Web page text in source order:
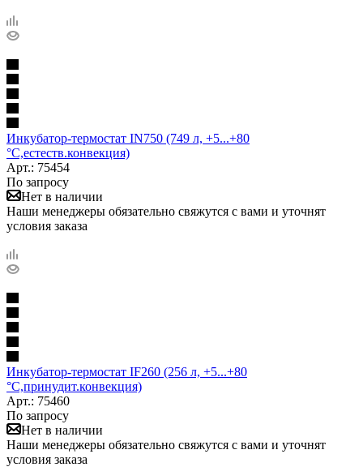
Инкубатор-термостат IN750 (749 л, +5...+80
°С,естеств.конвекция)
Арт.: 75454
По запросу
Нет в наличии
Наши менеджеры обязательно свяжутся с вами и уточнят
условия заказа
Инкубатор-термостат IF260 (256 л, +5...+80
°С,принудит.конвекция)
Арт.: 75460
По запросу
Нет в наличии
Наши менеджеры обязательно свяжутся с вами и уточнят
условия заказа